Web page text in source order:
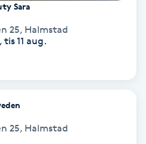
Sara
25, Halmstad
tis 11 aug.
25, Halmstad